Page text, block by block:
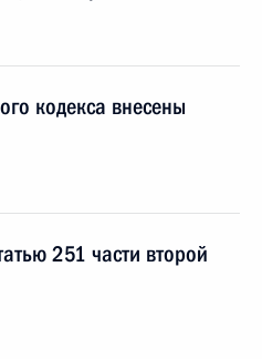
кодекса внесены
251 части второй